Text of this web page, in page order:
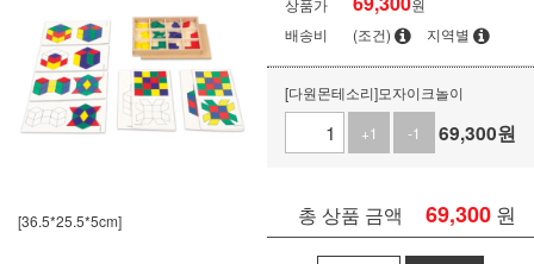
[36.5*25.5*5cm]
상품가
원
배송비
(조건) 지역별
[다원몬테소리]모자이크놀이
+1
-1 69,300원
총 상품 금액 69,300 원